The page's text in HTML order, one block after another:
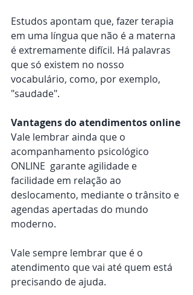
Estudos apontam que, fazer terapia
em uma língua que não é a materna
é extremamente difícil. Há palavras
que só existem no nosso
vocabulário, como, por exemplo,
"saudade".
Vantagens do atendimentos online
Vale lembrar ainda que o
acompanhamento psicológico
ONLINE  garante agilidade e
facilidade em relação ao
deslocamento, mediante o trânsito e
agendas apertadas do mundo
moderno.
Vale sempre lembrar que é o
atendimento que vai até quem está
precisando de ajuda.